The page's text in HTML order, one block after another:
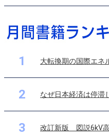
1 大転換期の国際エネ
2 なぜ日本経済は停滞
3 改訂新版 図説6kV